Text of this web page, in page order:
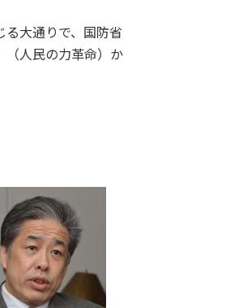
る大通りで、国防省
（人民の力革命）か